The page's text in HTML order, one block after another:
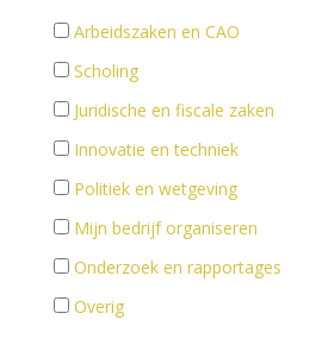
Arbeidszaken en CAO
Scholing
Juridische en fiscale zaken
Innovatie en techniek
Politiek en wetgeving
Mijn bedrijf organiseren
Onderzoek en rapportages
Overig